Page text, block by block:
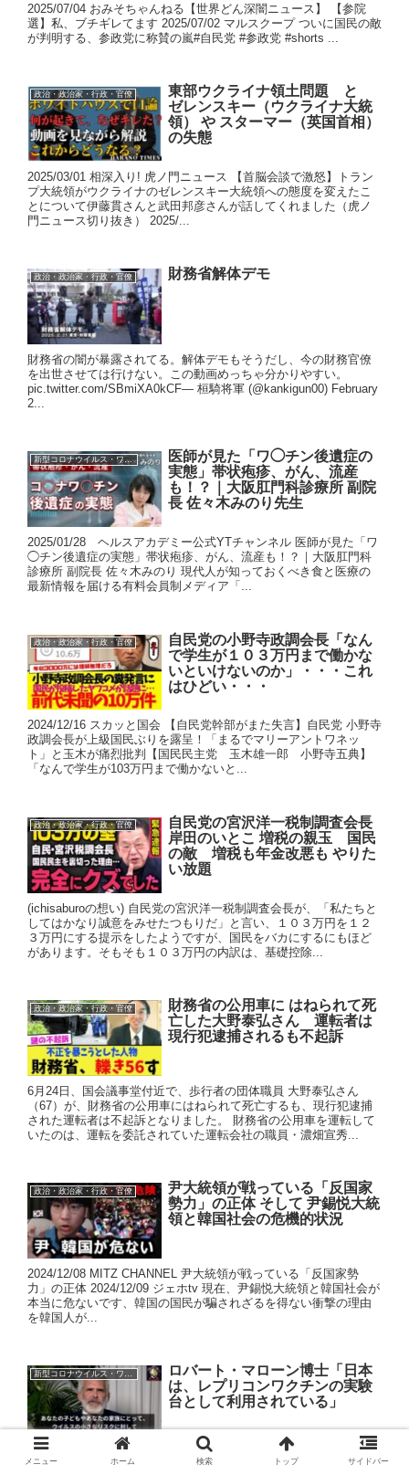
2025/07/04 おみそちゃんねる【世界どん深闇ニュース】 【参院
選】私、ブチギレてます 2025/07/02 マルスクープ ついに国民の敵
が判明する、参政党に称賛の嵐#自民党 #参政党 #shorts ...
政治・政治家・行政・官僚
東部ウクライナ領土問題 と
ゼレンスキー（ウクライナ大統
領） や スターマー（英国首相）
の失態
2025/03/01 相深入り! 虎ノ門ニュース 【首脳会談で激怒】トラン
プ大統領がウクライナのゼレンスキー大統領への態度を変えたこ
とについて伊藤貫さんと武田邦彦さんが話してくれました（虎ノ
門ニュース切り抜き） 2025/...
政治・政治家・行政・官僚 財務省解体デモ
財務省の闇が暴露されてる。解体デモもそうだし、今の財務官僚
を出世させては行けない。この動画めっちゃ分かりやすい。
pic.twitter.com/SBmiXA0kCF— 桓騎将軍 (@kankigun00) February
2...
新型コロナウイルス・ワクチン
医師が見た「ワ◯チン後遺症の
実態」帯状疱疹、がん、流産
も！？｜大阪肛門科診療所 副院
長 佐々木みのり先生
2025/01/28 ヘルスアカデミー公式YTチャンネル 医師が見た「ワ
◯チン後遺症の実態」帯状疱疹、がん、流産も！？｜大阪肛門科
診療所 副院長 佐々木みのり 現代人が知っておくべき食と医療の
最新情報を届ける有料会員制メディア「...
政治・政治家・行政・官僚
自民党の小野寺政調会長「なん
で学生が１０３万円まで働かな
いといけないのか」・・・これ
はひどい・・・
2024/12/16 スカッと国会 【自民党幹部がまた失言】自民党 小野寺
政調会長が上級国民ぶりを露呈！「まるでマリーアントワネッ
ト」と玉木が痛烈批判【国民民主党 玉木雄一郎 小野寺五典】
「なんで学生が103万円まで働かないと...
政治・政治家・行政・官僚
自民党の宮沢洋一税制調査会長
岸田のいとこ 増税の親玉 国民
の敵 増税も年金改悪も やりた
い放題
(ichisaburoの想い) 自民党の宮沢洋一税制調査会長が、「私たちと
してはかなり誠意をみせたつもりだ」と言い、１０３万円を１２
３万円にする提示をしたようですが、国民をバカにするにもほど
があります。そもそも１０３万円の内訳は、基礎控除...
政治・政治家・行政・官僚
財務省の公用車に はねられて死
亡した大野泰弘さん 運転者は
現行犯逮捕されるも不起訴
6月24日、国会議事堂付近で、歩行者の団体職員 大野泰弘さん
（67）が、財務省の公用車にはねられて死亡するも、現行犯逮捕
された運転者は不起訴となりました。 財務省の公用車を運転して
いたのは、運転を委託されていた運転会社の職員・濃畑宣秀...
政治・政治家・行政・官僚
尹大統領が戦っている「反国家
勢力」の正体 そして 尹錫悦大統
領と韓国社会の危機的状況
2024/12/08 MITZ CHANNEL 尹大統領が戦っている「反国家勢
力」の正体 2024/12/09 ジェホtv 現在、尹錫悦大統領と韓国社会が
本当に危ないです、韓国の国民が騙されざるを得ない衝撃の理由
を韓国人が...
ロバート・マローン博士「日本
は、レプリコンワクチンの実験
台として利用されている」
ロバート・マローン博士は、自己増殖型RNAワクチン（レプリコ
メニュー ホーム 検索 トップ サイドバー